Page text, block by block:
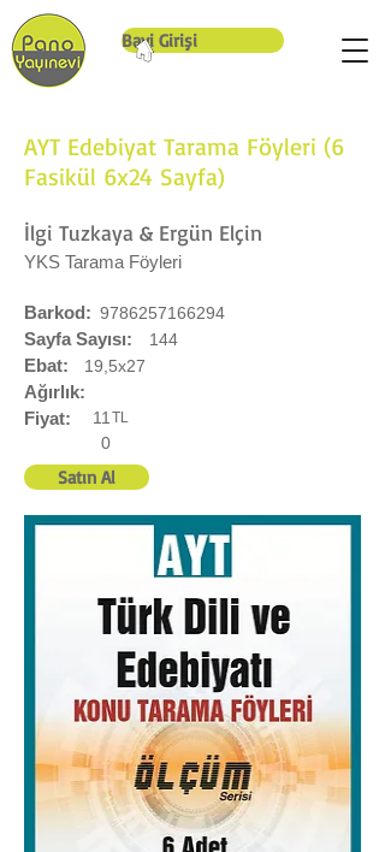
Bayi Girişi
AYT Edebiyat Tarama Föyleri (6
Fasikül 6x24 Sayfa)
İlgi Tuzkaya & Ergün Elçin
Satın Al
YKS Tarama Föyleri
Barkod: 9786257166294
Sayfa Sayısı: 144
Ebat: 19,5x27
Ağırlık:
Fiyat:
11
0
TL